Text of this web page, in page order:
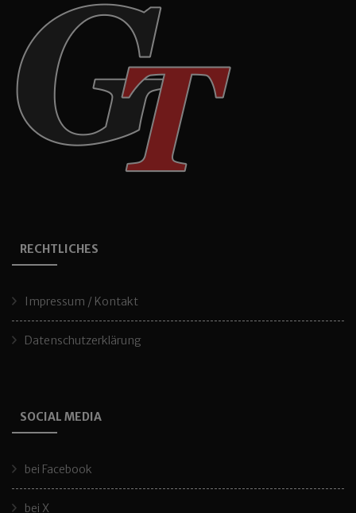
RECHTLICHES
Impressum / Kontakt
Datenschutzerklärung
SOCIAL MEDIA
bei Facebook
bei X